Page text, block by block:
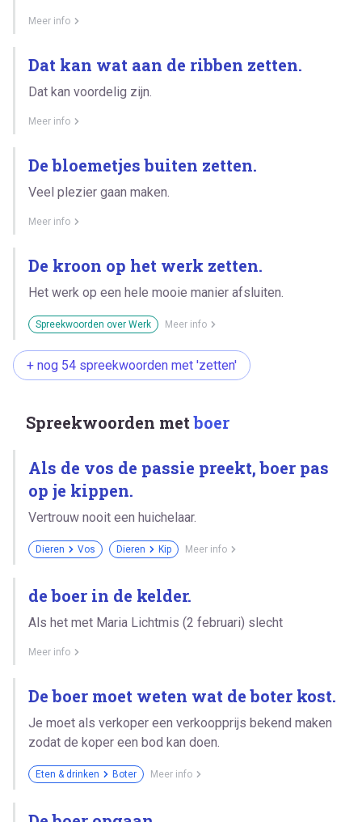
Meer info
Dat kan wat aan de ribben zetten.
Dat kan voordelig zijn.
Meer info
De bloemetjes buiten zetten.
Veel plezier gaan maken.
Meer info
De kroon op het werk zetten.
Het werk op een hele mooie manier afsluiten.
Spreekwoorden over Werk Meer info
+ nog 54 spreekwoorden met 'zetten'
Spreekwoorden metboer
Als de vos de passie preekt, boer pas
op je kippen.
Vertrouw nooit een huichelaar.
Dieren Vos Dieren Kip Meer info
de boer in de kelder.
Als het met Maria Lichtmis (2 februari) slecht
Meer info
De boer moet weten wat de boter kost.
Je moet als verkoper een verkoopprijs bekend maken
zodat de koper een bod kan doen.
Eten & drinken Boter Meer info